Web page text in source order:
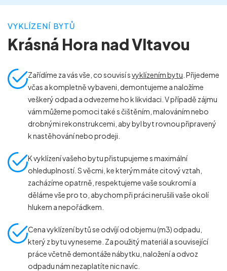
VYKLÍZENÍ BYTŮ
Krásná Hora nad Vltavou
Zařídíme za vás vše, co souvisí svyklízením bytu . Přijedeme
včas a kompletně vybaveni, demontujeme a naložíme
veškerý odpad a odvezeme ho k likvidaci. V případě zájmu
vám můžeme pomoci také s čištěním, malováním nebo
drobnými rekonstrukcemi, aby byl byt rovnou připravený
k nastěhování nebo prodeji.
K vyklízení vašeho bytu přistupujeme s maximální
ohleduplností. S věcmi, ke kterým máte citový vztah,
zacházíme opatrně, respektujeme vaše soukromí a
děláme vše pro to, abychom při práci nerušili vaše okolí
hlukem a nepořádkem.
Cena vyklízení bytů se odvíjí od objemu (m3) odpadu,
který z bytu vyneseme. Za použitý materiál a související
práce včetně demontáže nábytku, naložení a odvoz
odpadu nám nezaplatíte nic navíc.